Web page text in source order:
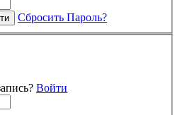
Сбросить Пароль?
Войти